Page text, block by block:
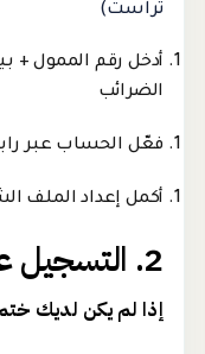
تراست)
أدخل رقم الممول +
الضرائب
فعّل الحساب عبر
أكمل إعداد الملف
2. التسجيل عبر مأمورية الضرائب
إذا لم يكن لديك